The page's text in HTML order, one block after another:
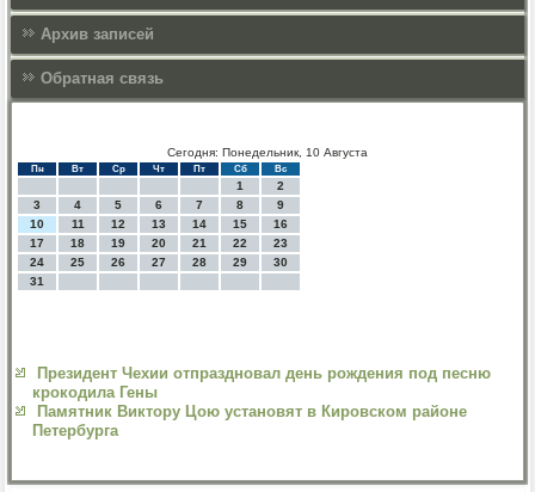
Архив записей
Обратная связь
Сегодня: Понедельник, 10 Августа
Пн Вт Ср Чт Пт Сб Вс
1
2
3
4 5 6 7 8
9
10
11 12 13 14 15
16
17
18 19 20 21 22
23
24
25 26 27 28 29
30
31
Президент Чехии отпраздновал день рождения под песню
крокодила Гены
Памятник Виктору Цою установят в Кировском районе
Петербурга